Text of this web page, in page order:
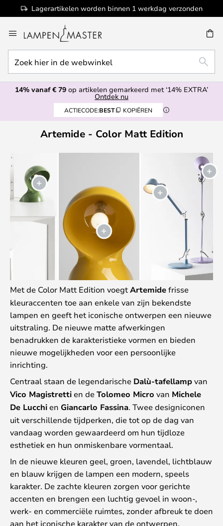
Lagerartikelen worden binnen 1 werkdag verzonden
naar
de
inhoud
hier
in
de14% vanaf € 79 op artikelen gemarkeerd met ‘14% EXTRA’
Ontdek nu
ACTIECODE:BEST KOPIËREN
Artemide - Color Matt Edition
Met de Color Matt Edition voegtArtemidefrisse
kleuraccenten toe aan enkele van zijn bekendste
lampen en geeft het iconische ontwerpen een nieuwe
uitstraling. De nieuwe matte afwerkingen
benadrukken de karakteristieke vormen en bieden
nieuwe mogelijkheden voor een persoonlijke
inrichting.
Centraal staan de legendarische Dalù-tafellampvan
Vico Magistrettien deTolomeo Micro van Michele
De Lucchien Giancarlo Fassina. Twee designiconen
uit verschillende tijdperken, die tot op de dag van
vandaag worden gewaardeerd om hun tijdloze
esthetiek en hun onmiskenbare vormentaal.
In de nieuwe kleuren geel, groen, lavendel, lichtblauw
en blauw krijgen de lampen een modern, speels
karakter. De zachte kleuren zorgen voor gerichte
accenten en brengen een luchtig gevoel in woon-,
werk- en commerciële ruimtes, zonder afbreuk te doen
aan het iconische karakter van de ontwerpen.